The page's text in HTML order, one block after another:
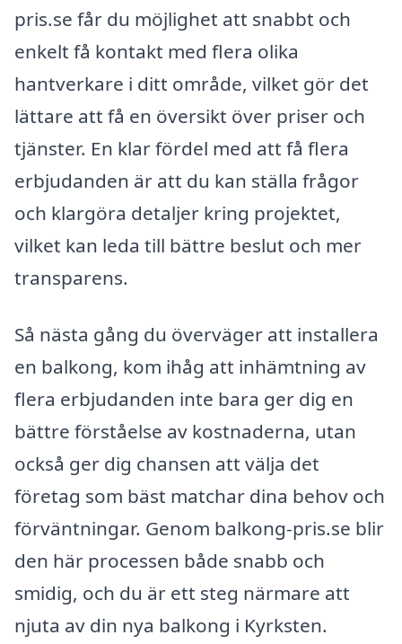
pris.se får du möjlighet att snabbt och
enkelt få kontakt med flera olika
hantverkare i ditt område, vilket gör det
lättare att få en översikt över priser och
tjänster. En klar fördel med att få flera
erbjudanden är att du kan ställa frågor
och klargöra detaljer kring projektet,
vilket kan leda till bättre beslut och mer
transparens.
Så nästa gång du överväger att installera
en balkong, kom ihåg att inhämtning av
flera erbjudanden inte bara ger dig en
bättre förståelse av kostnaderna, utan
också ger dig chansen att välja det
företag som bäst matchar dina behov och
förväntningar. Genom balkong-pris.se blir
den här processen både snabb och
smidig, och du är ett steg närmare att
njuta av din nya balkong i Kyrksten.